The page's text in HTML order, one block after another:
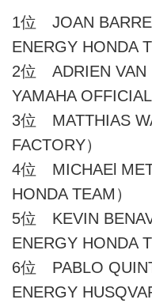
1位 JOAN
ENERGY HONDA
2位 ADRIEN VAN
YAMAHA
3位 MATTHIAS
FACTORY）
4位 MICHAEl
HONDA TEAM）
5位 KEVIN
ENERGY HONDA
6位 PABLO
ENERGY